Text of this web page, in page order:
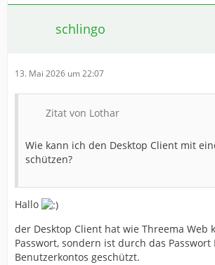
schlingo
13. Mai 2026 um 22:07
Zitat von Lothar
Wie kann ich den Desktop Client mit
schützen?
Hallo
der Desktop Client hat wie Threema Web
Passwort, sondern ist durch das Passwort
Benutzerkontos geschützt.